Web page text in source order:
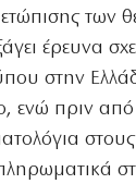
των
έρευνα
στην
ενώ πριν από